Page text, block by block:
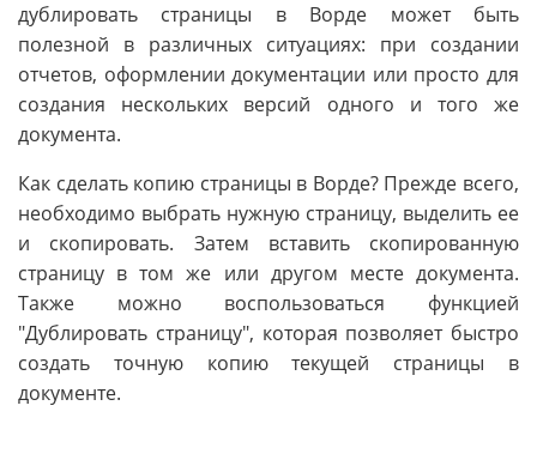
дублировать страницы в Ворде может быть
полезной в различных ситуациях: при создании
отчетов, оформлении документации или просто для
создания нескольких версий одного и того же
документа.
Как сделать копию страницы в Ворде? Прежде всего,
необходимо выбрать нужную страницу, выделить ее
и скопировать. Затем вставить скопированную
страницу в том же или другом месте документа.
Также можно воспользоваться функцией
"Дублировать страницу", которая позволяет быстро
создать точную копию текущей страницы в
документе.